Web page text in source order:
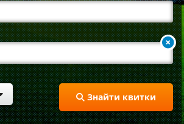
Знайти квитки